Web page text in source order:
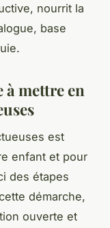
nourrit la
base
à mettre en
est
enfant et pour
des étapes
démarche,
ouverte et